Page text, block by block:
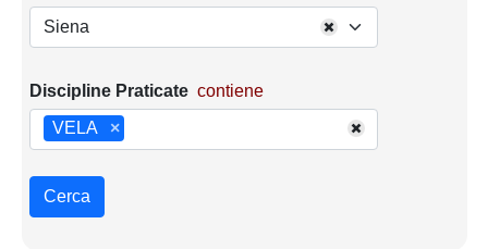
Siena
Discipline Praticate contiene
×
VELA
Cerca